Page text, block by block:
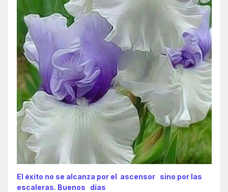
El éxito no se alcanza por el ascensor sino por las
escaleras. Buenos días